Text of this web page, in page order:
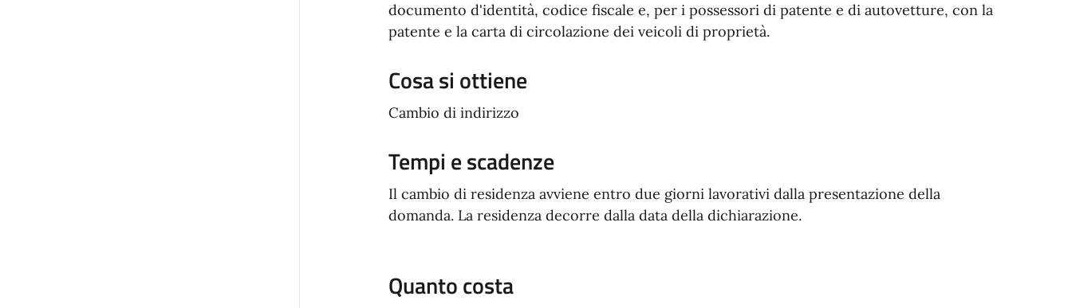
documento d'identità, codice fiscale e, per i possessori di patente e di autovetture, con la
patente e la carta di circolazione dei veicoli di proprietà.
Cosa si ottiene
Cambio di indirizzo
Tempi e scadenze
Il cambio di residenza avviene entro due giorni lavorativi dalla presentazione della
domanda. La residenza decorre dalla data della dichiarazione.
Quanto costa